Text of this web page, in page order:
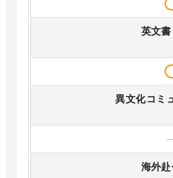
英文
異文化コミ
海外